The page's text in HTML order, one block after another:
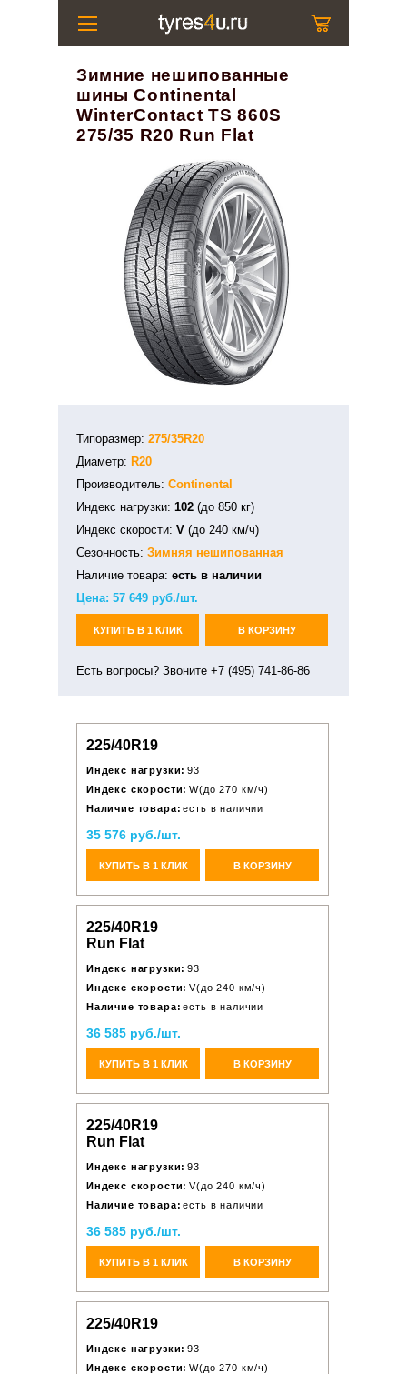
Зимние нешипованные
шины Continental
WinterContact TS 860S
275/35 R20 Run Flat
Типоразмер: 275/35R20
Диаметр: R20
Производитель: Continental
Индекс нагрузки: 102 (до 850 кг)
Индекс скорости: V (до 240 км/ч)
Сезонность: Зимняя нешипованная
Наличие товара: есть в наличии
Цена: 57 649 руб./шт.
КУПИТЬ В 1 КЛИК В КОРЗИНУ
Есть вопросы? Звоните +7 (495) 741-86-86
225/40R19
Индекс нагрузки: 93
Индекс скорости: W(до 270 км/ч)
Наличие товара: есть в наличии
35 576 руб./шт.
КУПИТЬ В 1 КЛИК В КОРЗИНУ
225/40R19
Run Flat
Индекс нагрузки: 93
Индекс скорости: V(до 240 км/ч)
Наличие товара: есть в наличии
36 585 руб./шт.
КУПИТЬ В 1 КЛИК В КОРЗИНУ
225/40R19
Run Flat
Индекс нагрузки: 93
Индекс скорости: V(до 240 км/ч)
Наличие товара: есть в наличии
36 585 руб./шт.
КУПИТЬ В 1 КЛИК В КОРЗИНУ
225/40R19
Индекс нагрузки: 93
Индекс скорости: W(до 270 км/ч)